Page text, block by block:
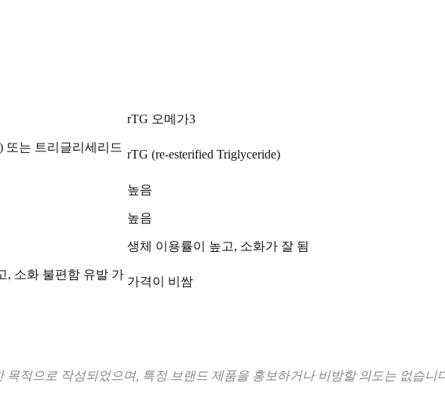
rTG 오메가3
또는 트리글리세리드
rTG (re-esterified Triglyceride)
높음
높음
생체 이용률이 높고, 소화가 잘 됨
, 소화 불편함 유발 가
가격이 비쌈
목적으로 작성되었으며, 특정 브랜드 제품을 홍보하거나 비방할 의도는 없습니